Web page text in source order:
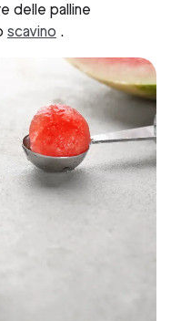
delle palline
scavino .